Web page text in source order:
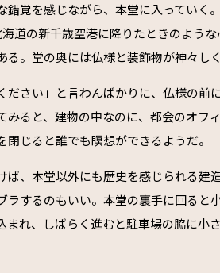
錯覚を感じながら、本堂に入っていく
道の新千歳空港に降りたときのよう
る。堂の奥には仏様と装飾物が神々し
ださい」と言わんばかりに、仏様の
みると、建物の中なのに、都会のオフ
閉じると誰でも瞑想ができるようだ。
ば、本堂以外にも歴史を感じられる建
ラするのもいい。本堂の裏手に回ると
まれ、しばらく進むと駐車場の脇に小